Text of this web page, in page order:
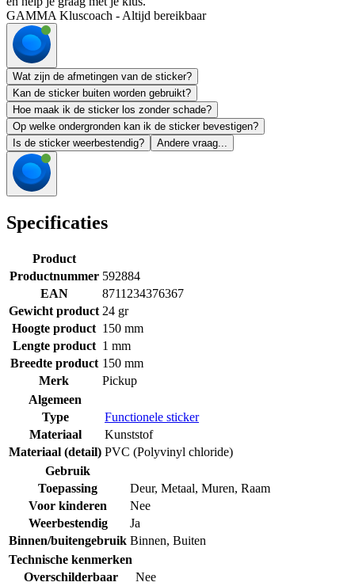
GAMMA Kluscoach - Altijd bereikbaar
Wat zijn de afmetingen van de sticker?
Kan de sticker buiten worden gebruikt?
Hoe maak ik de sticker los zonder schade?
Op welke ondergronden kan ik de sticker bevestigen?
Is de sticker weerbestendig?
Andere vraag...
Specificaties
Product
Productnummer 592884
EAN
8711234376367
Gewicht product 24 gr
Hoogte product 150 mm
Lengte product 1 mm
Breedte product 150 mm
Merk
Pickup
Algemeen
Type
Functionele sticker
Materiaal
Kunststof
Materiaal (detail) PVC (Polyvinyl chloride)
Gebruik
Toepassing
Deur, Metaal, Muren, Raam
Voor kinderen
Nee
Weerbestendig
Ja
Binnen/buitengebruik Binnen, Buiten
Technische kenmerken
Overschilderbaar
Nee